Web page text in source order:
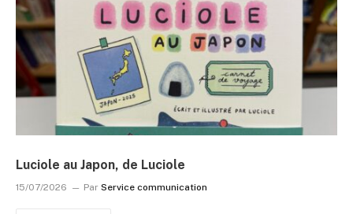
Luciole au Japon, de Luciole
15/07/2026 Par Service communication